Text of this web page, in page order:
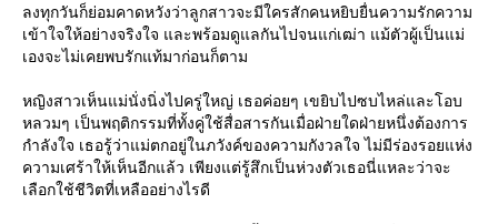
ลงทุกวันก็ย่อมคาดหวังว่าลูกสาวจะมีใครสักคนหยิบยื่นความรักความ
เข้าใจให้อย่างจริงใจ และพร้อมดูแลกันไปจนแก่เฒ่า แม้ตัวผู้เป็นแม่
เองจะไม่เคยพบรักแท้มาก่อนก็ตาม
หญิงสาวเห็นแม่นั่งนิ่งไปครู่ใหญ่ เธอค่อยๆ เขยิบไปซบไหล่และโอบ
หลวมๆ เป็นพฤติกรรมที่ทั้งคู่ใช้สื่อสารกันเมื่อฝ่ายใดฝ่ายหนึ่งต้องการ
กำลังใจ เธอรู้ว่าแม่ตกอยู่ในภวังค์ของความกังวลใจ ไม่มีร่องรอยแห่ง
ความเศร้าให้เห็นอีกแล้ว เพียงแต่รู้สึกเป็นห่วงตัวเธอนี่แหละว่าจะ
เลือกใช้ชีวิตที่เหลืออย่างไรดี